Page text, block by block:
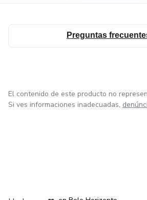
Preguntas
El contenido de este producto no
Si ves informaciones inadecuadas,